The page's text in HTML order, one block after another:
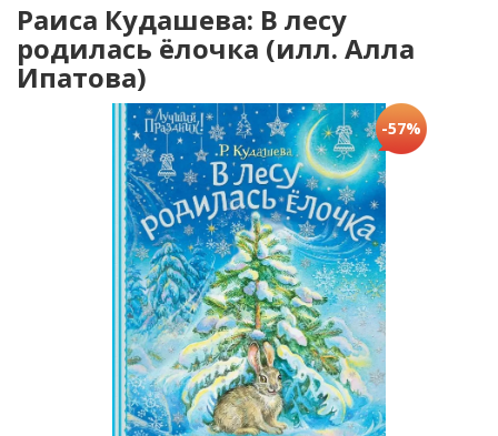
Раиса Кудашева: В лесу
родилась ёлочка (илл. Алла
Ипатова)
-57%